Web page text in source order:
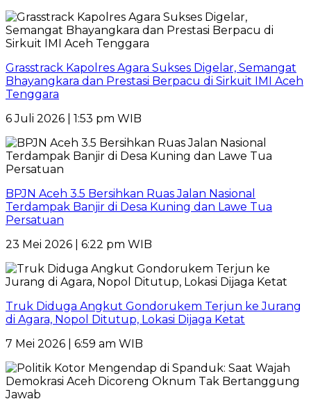
Grasstrack Kapolres Agara Sukses Digelar, Semangat
Bhayangkara dan Prestasi Berpacu di Sirkuit IMI Aceh
Tenggara
6 Juli 2026 | 1:53 pm WIB
BPJN Aceh 3.5 Bersihkan Ruas Jalan Nasional
Terdampak Banjir di Desa Kuning dan Lawe Tua
Persatuan
23 Mei 2026 | 6:22 pm WIB
Truk Diduga Angkut Gondorukem Terjun ke Jurang
di Agara, Nopol Ditutup, Lokasi Dijaga Ketat
7 Mei 2026 | 6:59 am WIB